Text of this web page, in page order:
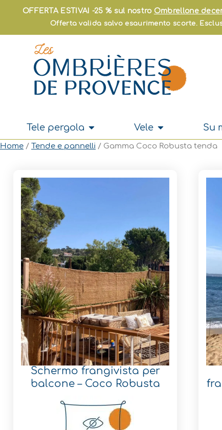
OFFERTA ESTIVA! -25 % sul nostro Ombrellone
Offerta valida salvo esaurimento scorte.
Tele pergola Apri Tele pergola
Vele Apri Vele Su
Home / Tende e pannelli / Gamma Coco Robusta tenda
Schermo frangivista per
balcone – Coco Robusta